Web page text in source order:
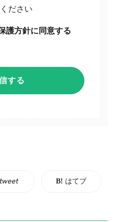
ださい
護方針に同意する
tweet はてブ